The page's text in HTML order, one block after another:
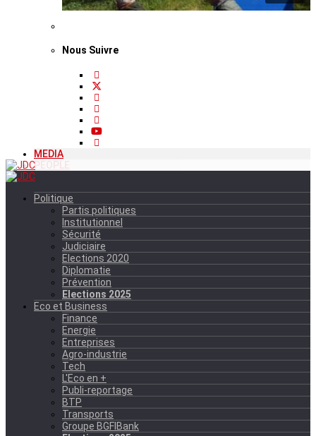
Nous Suivre
MEDIA
PEOPLE
Politique
Partis politiques
Institutionnel
Sécurité
Judiciaire
Elections 2020
Diplomatie
Prévention
Elections 2025
Eco et Business
Finance
Energie
Entreprises
Agro-industrie
Tech
L'Eco en +
Publi-reportage
BTP
Transports
Groupe BGFIBank